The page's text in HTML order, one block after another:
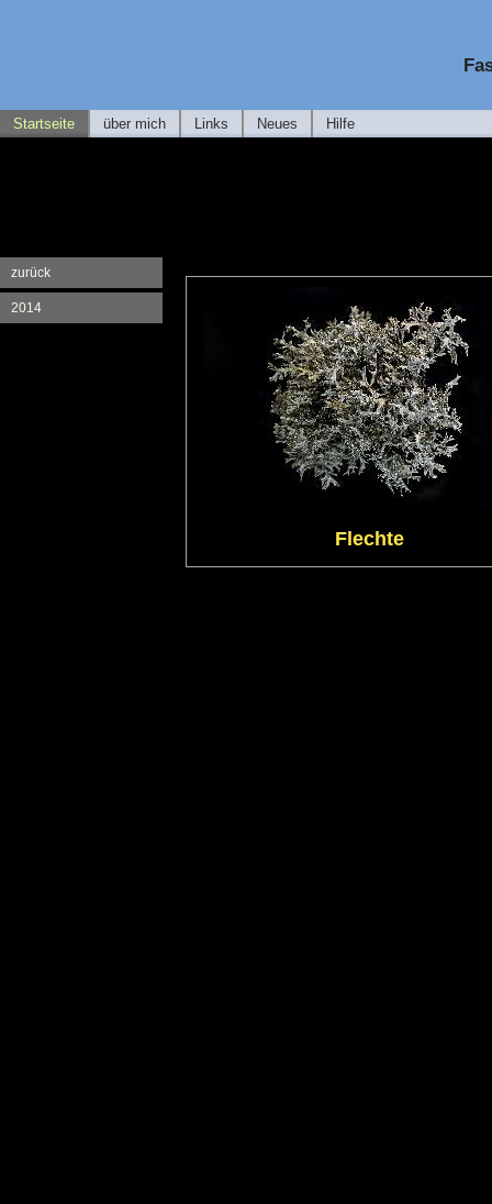
Startseite über mich Links Neues Hilfe
zurück
2014
Flechte